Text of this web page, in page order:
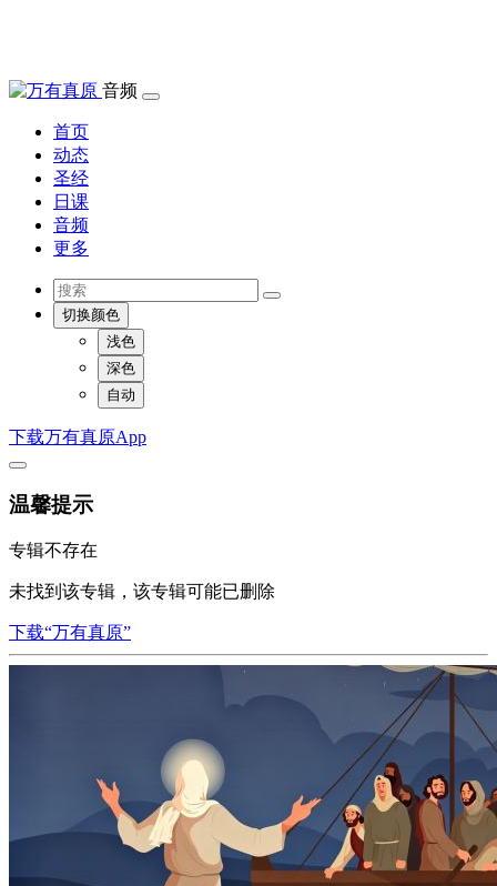
音频
首页
动态
圣经
日课
音频
更多
切换颜色
浅色
深色
自动
下载万有真原App
温馨提示
专辑不存在
未找到该专辑，该专辑可能已删除
下载“万有真原”